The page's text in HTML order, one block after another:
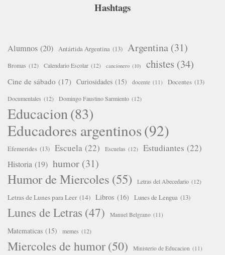
Hashtags
Alumnos (20) Antártida Argentina (13) Argentina (31)
Bromas (12) Calendario Escolar (12) cancionero (10) chistes (34)
Cine de sábado (17) Curiosidades (15) docente (11) Docentes (13)
Documentales (12) Domingo Faustino Sarmiento (12)
Educacion(83)
Educadores argentinos(92)
Efemerides (13) Escuela (22) Escuelas (12) Estudiantes (22)
Historia (19) humor (31)
Humor de Miercoles (55) Letras del Abecedario (12)
Letras de Lunes para Leer (14) Libros (16) Lunes de Lengua (13)
Lunes de Letras (47) Manuel Belgrano (11)
Matematicas (15) memes (12)
Miercoles de humor(50) Ministerio de Educacion (11)